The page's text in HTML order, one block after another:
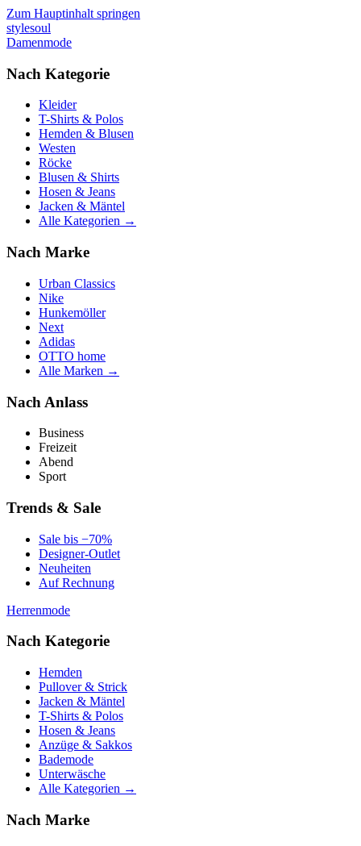
Zum Hauptinhalt springen
stylesoul
Damenmode
Nach Kategorie
Kleider
T-Shirts & Polos
Hemden & Blusen
Westen
Röcke
Blusen & Shirts
Hosen & Jeans
Jacken & Mäntel
Alle Kategorien →
Nach Marke
Urban Classics
Nike
Hunkemöller
Next
Adidas
OTTO home
Alle Marken →
Nach Anlass
Business
Freizeit
Abend
Sport
Trends & Sale
Sale bis −70%
Designer-Outlet
Neuheiten
Auf Rechnung
Herrenmode
Nach Kategorie
Hemden
Pullover & Strick
Jacken & Mäntel
T-Shirts & Polos
Hosen & Jeans
Anzüge & Sakkos
Bademode
Unterwäsche
Alle Kategorien →
Nach Marke